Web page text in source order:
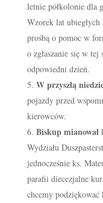
letnie półkolonie dla
Wzorek lat
prośbą o pomoc w
o zgłaszanie się w
odpowiedni dzień.
W przyszłą
pojazdy przed
kierowców.
Biskup mianował
Wydziału
jednocześnie ks.
parafii diecezjalne
chcemy podziękować